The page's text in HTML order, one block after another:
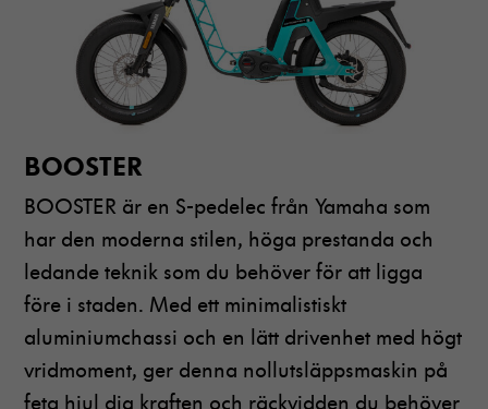
BOOSTER
BOOSTER är en S-pedelec från Yamaha som
har den moderna stilen, höga prestanda och
ledande teknik som du behöver för att ligga
före i staden. Med ett minimalistiskt
aluminiumchassi och en lätt drivenhet med högt
vridmoment, ger denna nollutsläppsmaskin på
feta hjul dig kraften och räckvidden du behöver